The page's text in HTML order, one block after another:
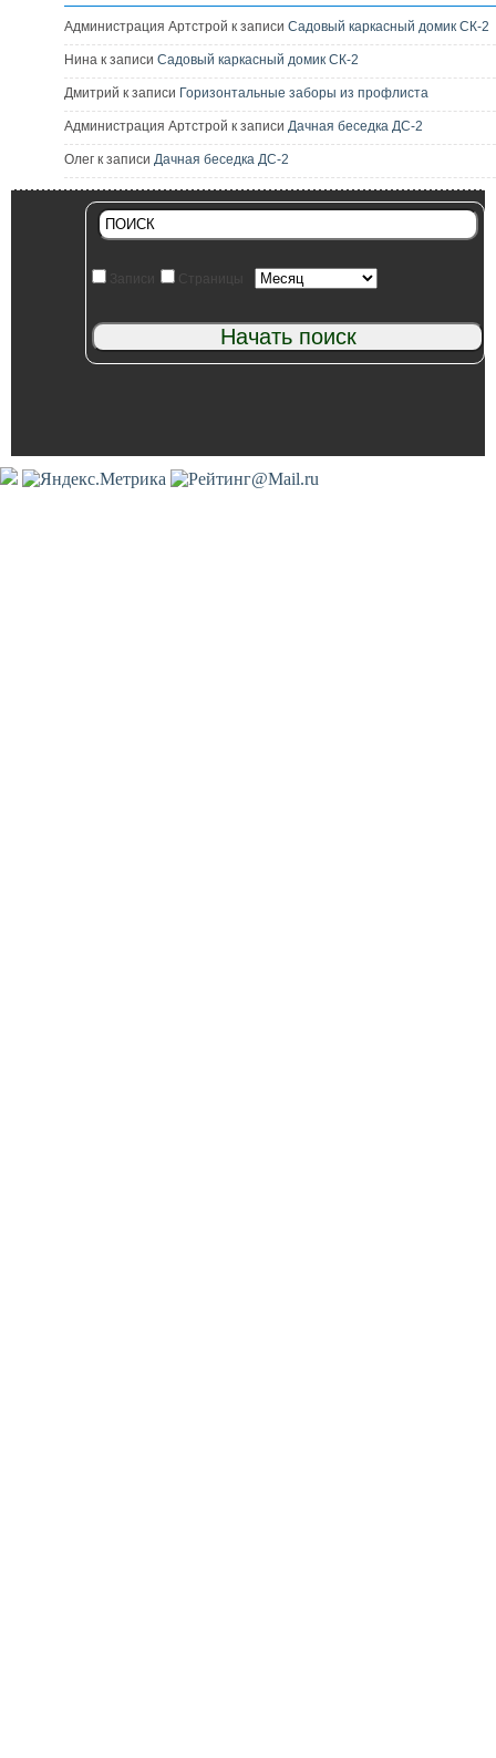
Администрация Артстрой к записи Садовый каркасный домик СК-2
Нина к записи Садовый каркасный домик СК-2
Дмитрий к записи Горизонтальные заборы из профлиста
Администрация Артстрой к записи Дачная беседка ДС-2
Олег к записи Дачная беседка ДС-2
Записи Страницы